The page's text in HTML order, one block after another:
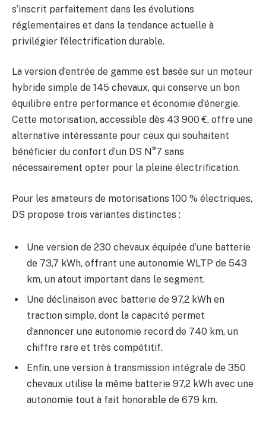
s’inscrit parfaitement dans les évolutions
réglementaires et dans la tendance actuelle à
privilégier l’électrification durable.
La version d’entrée de gamme est basée sur un moteur
hybride simple de 145 chevaux, qui conserve un bon
équilibre entre performance et économie d’énergie.
Cette motorisation, accessible dès 43 900 €, offre une
alternative intéressante pour ceux qui souhaitent
bénéficier du confort d’un DS N°7 sans
nécessairement opter pour la pleine électrification.
Pour les amateurs de motorisations 100 % électriques,
DS propose trois variantes distinctes :
Une version de 230 chevaux équipée d’une batterie
de 73,7 kWh, offrant une autonomie WLTP de 543
km, un atout important dans le segment.
Une déclinaison avec batterie de 97,2 kWh en
traction simple, dont la capacité permet
d’annoncer une autonomie record de 740 km, un
chiffre rare et très compétitif.
Enfin, une version à transmission intégrale de 350
chevaux utilise la même batterie 97,2 kWh avec une
autonomie tout à fait honorable de 679 km.